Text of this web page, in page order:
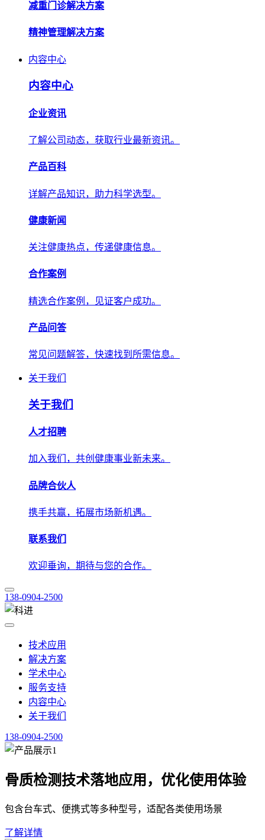
减重门诊解决方案
精神管理解决方案
内容中心
内容中心
企业资讯
了解公司动态，获取行业最新资讯。
产品百科
详解产品知识，助力科学选型。
健康新闻
关注健康热点，传递健康信息。
合作案例
精选合作案例，见证客户成功。
产品问答
常见问题解答，快速找到所需信息。
关于我们
关于我们
人才招聘
加入我们，共创健康事业新未来。
品牌合伙人
携手共赢，拓展市场新机遇。
联系我们
欢迎垂询，期待与您的合作。
138-0904-2500
技术应用
解决方案
学术中心
服务支持
内容中心
关于我们
138-0904-2500
骨质检测技术落地应用，优化使用体验
包含台车式、便携式等多种型号，适配各类使用场景
了解详情